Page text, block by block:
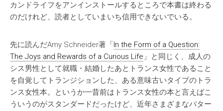
カンドライフをアンインストールするところで本書は終わる
のだけれど、読者としていまいち信用できないでいる。
先に読んだAmy Schneider著「In the Form of a Question:
The Joys and Rewards of a Curious Life 」と同じく、成人の
シス男性として就職・結婚したあとトランス女性であること
を自覚してトランジションした、ある意味古いタイプのトラ
ンス女性本。というか一昔前はトランス女性の本と言えばこ
ういうのがスタンダードだったけど、近年さまざまなパター